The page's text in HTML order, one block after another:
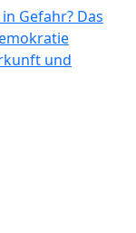
Gefahr? Das
und